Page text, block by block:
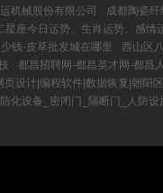
机械股份有限公司
成都陶瓷
星座今日运势、生肖运势、感情
钱-皮草批发城在哪里
西山区
都昌招聘网-都昌英才网-都昌
页设计|编程软件|数据恢复|朝阳
化设备_密闭门_隔断门_人防